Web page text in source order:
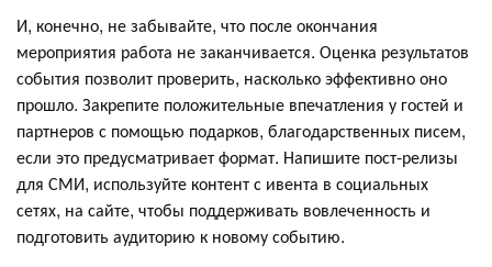
И, конечно, не забывайте, что после окончания
мероприятия работа не заканчивается. Оценка результатов
события позволит проверить, насколько эффективно оно
прошло. Закрепите положительные впечатления у гостей и
партнеров с помощью подарков, благодарственных писем,
если это предусматривает формат. Напишите пост-релизы
для СМИ, используйте контент с ивента в социальных
сетях, на сайте, чтобы поддерживать вовлеченность и
подготовить аудиторию к новому событию.